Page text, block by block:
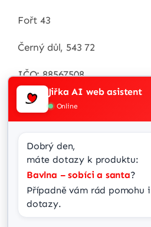
Fořt 43
Černý důl, 543 72
IČO: 88567508
Zákaznická linka
+420 / 732 538 287
info@jir-ka.cz
Jiřka AI web asistent
Online
Dobrý den,
máte dotazy k produktu:
Bavlna – sobíci a santa?
Případně vám rád pomohu
dotazy.